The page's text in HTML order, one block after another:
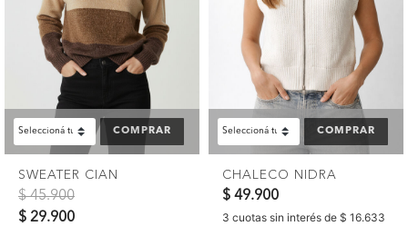
COMPRAR
SWEATER CIAN
Precio reducido de
$ 45.900a
$ 29.900
COMPRAR
CHALECO NIDRA
$ 49.900
3 cuotas sin interés de $ 16.633